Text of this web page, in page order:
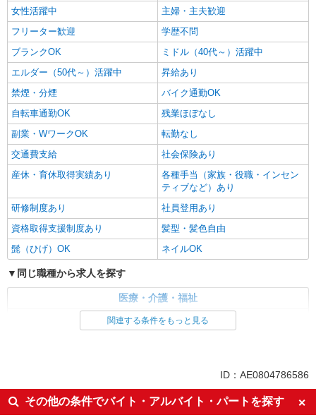
女性活躍中
主婦・主夫歓迎
フリーター歓迎
学歴不問
ブランクOK
ミドル（40代～）活躍中
エルダー（50代～）活躍中
昇給あり
禁煙・分煙
バイク通勤OK
自転車通勤OK
残業ほぼなし
副業・WワークOK
転勤なし
交通費支給
社会保険あり
産休・育休取得実績あり
各種手当（家族・役職・インセン
ティブなど）あり
研修制度あり
社員登用あり
資格取得支援制度あり
髪型・髪色自由
髭（ひげ）OK
ネイルOK
同じ職種から求人を探す
医療・介護・福祉
副業・WワークOK
交通費支給
社会保険あり
産休・育休取得実績あり
関連する条件をもっと見る
ID：AE0804786586
その他の条件でバイト・アルバイト・パートを探す